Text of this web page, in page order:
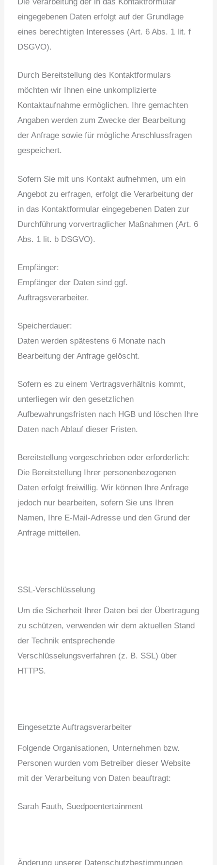
eingegebenen Daten erfolgt auf der Grundlage
eines berechtigten Interesses (Art. 6 Abs. 1 lit. f
DSGVO).
Durch Bereitstellung des Kontaktformulars
möchten wir Ihnen eine unkomplizierte
Kontaktaufnahme ermöglichen. Ihre gemachten
Angaben werden zum Zwecke der Bearbeitung
der Anfrage sowie für mögliche Anschlussfragen
gespeichert.
Sofern Sie mit uns Kontakt aufnehmen, um ein
Angebot zu erfragen, erfolgt die Verarbeitung der
in das Kontaktformular eingegebenen Daten zur
Durchführung vorvertraglicher Maßnahmen (Art. 6
Abs. 1 lit. b DSGVO).
Empfänger:
Empfänger der Daten sind ggf.
Auftragsverarbeiter.
Speicherdauer:
Daten werden spätestens 6 Monate nach
Bearbeitung der Anfrage gelöscht.
Sofern es zu einem Vertragsverhältnis kommt,
unterliegen wir den gesetzlichen
Aufbewahrungsfristen nach HGB und löschen Ihre
Daten nach Ablauf dieser Fristen.
Bereitstellung vorgeschrieben oder erforderlich:
Die Bereitstellung Ihrer personenbezogenen
Daten erfolgt freiwillig. Wir können Ihre Anfrage
jedoch nur bearbeiten, sofern Sie uns Ihren
Namen, Ihre E-Mail-Adresse und den Grund der
Anfrage mitteilen.
SSL-Verschlüsselung
Um die Sicherheit Ihrer Daten bei der Übertragung
zu schützen, verwenden wir dem aktuellen Stand
der Technik entsprechende
Verschlüsselungsverfahren (z. B. SSL) über
HTTPS.
Eingesetzte Auftragsverarbeiter
Folgende Organisationen, Unternehmen bzw.
Personen wurden vom Betreiber dieser Website
mit der Verarbeitung von Daten beauftragt:
Sarah Fauth, Suedpoentertainment
Änderung unserer Datenschutzbestimmungen